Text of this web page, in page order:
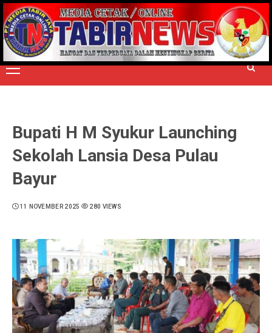
Skip
to
content
TERPERCAYA MENYINGKAP BERITA
Primary
Menu
Bupati H M Syukur Launching
Sekolah Lansia Desa Pulau
Bayur
11 NOVEMBER 2025 280 VIEWS